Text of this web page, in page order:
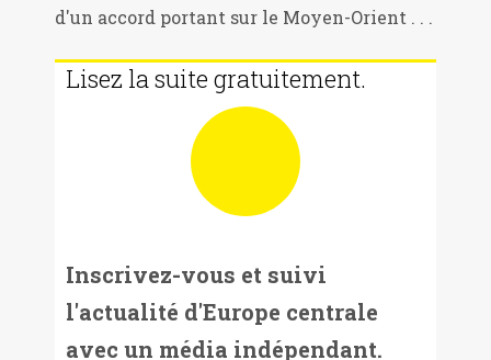
d'un accord portant sur le Moyen-Orient . . .
Lisez la suite gratuitement.
Inscrivez-vous et suivi
l'actualité d'Europe centrale
avec un média indépendant.